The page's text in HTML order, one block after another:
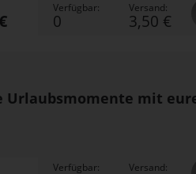
Verfügbar:
0
Versand:
3,50 €
Urlaubsmomente mit
Verfügbar: Versand: